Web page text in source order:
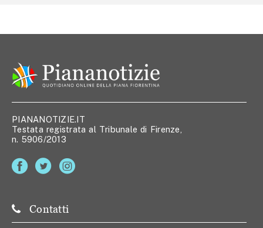
PIANANOTIZIE.IT
Testata registrata al Tribunale di Firenze,
n. 5906/2013
Contatti